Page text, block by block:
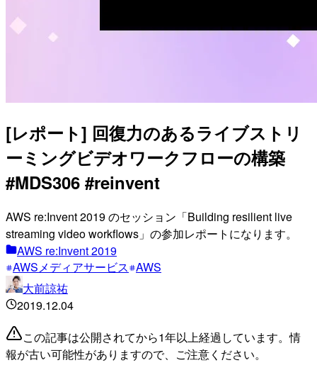
[レポート] 回復力のあるライブストリ
ーミングビデオワークフローの構築
#MDS306 #reinvent
AWS re:Invent 2019 のセッション「Building resilient live
streaming video workflows」の参加レポートになります。
AWS re:Invent 2019
AWSメディアサービス AWS
大前諒祐
2019.12.04
この記事は公開されてから1年以上経過しています。情
報が古い可能性がありますので、ご注意ください。